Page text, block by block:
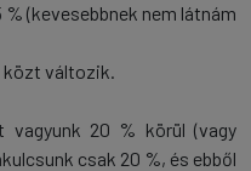
(kevesebbnek nem látnám
közt változik.
vagyunk 20 % körül (vagy
csak 20 %, és ebből